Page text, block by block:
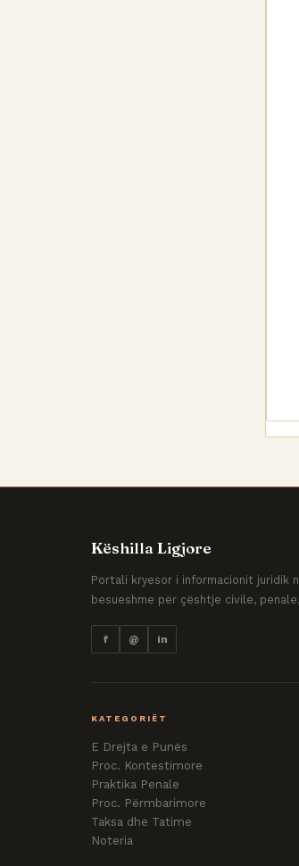
Këshilla Ligjore
Portali kryesor i informacionit juridik
besueshme për çështje civile,
f @ in
KATEGORIËT
E Drejta e Punës
Proc. Kontestimore
Praktika Penale
Proc. Përmbarimore
Taksa dhe Tatime
Noteria